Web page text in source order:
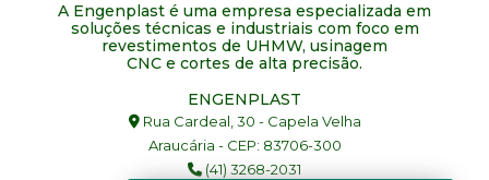
A Engenplast é uma empresa especializada em
soluções técnicas e industriais com foco em
revestimentos de UHMW, usinagem
CNC e cortes de alta precisão.
ENGENPLAST
Rua Cardeal, 30 - Capela Velha
Araucária - CEP: 83706-300
(41) 3268-2031